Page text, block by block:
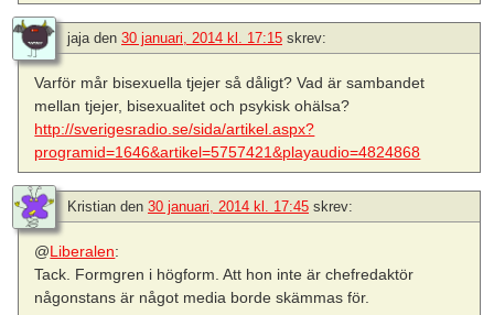
jaja den 30 januari, 2014 kl. 17:15 skrev:
Varför mår bisexuella tjejer så dåligt? Vad är sambandet
mellan tjejer, bisexualitet och psykisk ohälsa?
http://sverigesradio.se/sida/artikel.aspx?
programid=1646&artikel=5757421&playaudio=4824868
Kristian den 30 januari, 2014 kl. 17:45 skrev:
@Liberalen:
Tack. Formgren i högform. Att hon inte är chefredaktör
någonstans är något media borde skämmas för.